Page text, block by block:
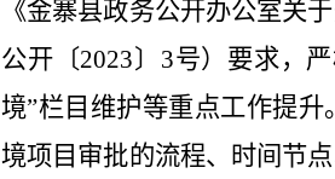
《金寨县政务公开办公室关
公开〔2023〕 3号）要求，
境”栏目维护等重点工作提升。
境项目审批的流程、时间节